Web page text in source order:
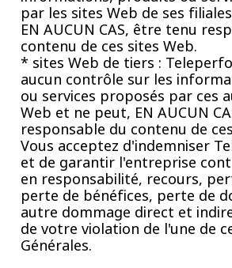
par les sites Web de ses
EN AUCUN CAS, être tenu
contenu de ces sites Web.
* sites Web de tiers :
aucun contrôle sur les
ou services proposés par ces
Web et ne peut, EN AUCUN
responsable du contenu de
Vous acceptez d'indemniser
et de garantir l'entreprise
en responsabilité, recours,
perte de bénéfices, perte de
autre dommage direct et
de votre violation de l'une de
Générales.